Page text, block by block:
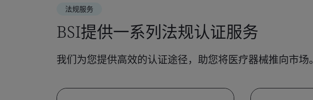
法规服务
BSI提供一系列法规认证服务
我们为您提供高效的认证途径，助您将医疗器械推向市场。